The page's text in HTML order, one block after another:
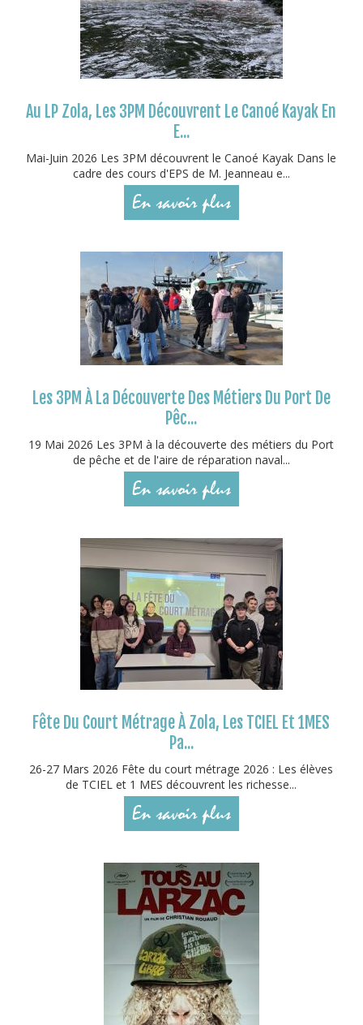
Au LP Zola, Les 3PM Découvrent Le Canoé Kayak En
E...
Mai-Juin 2026 Les 3PM découvrent le Canoé Kayak Dans le
cadre des cours d'EPS de M. Jeanneau e...
En savoir plus
Les 3PM À La Découverte Des Métiers Du Port De
Pêc...
19 Mai 2026 Les 3PM à la découverte des métiers du Port
de pêche et de l'aire de réparation naval...
En savoir plus
Fête Du Court Métrage À Zola, Les TCIEL Et 1MES
Pa...
26-27 Mars 2026 Fête du court métrage 2026 : Les élèves
de TCIEL et 1 MES découvrent les richesse...
En savoir plus